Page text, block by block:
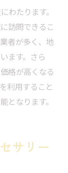
わたります。
訪問できるこ
者が多く、地
ます。さら
格が高くなる
利用すること
となります。
サリー